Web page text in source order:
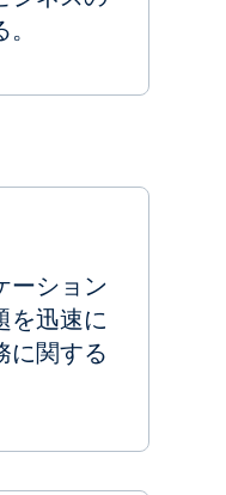
ーション
を迅速に
に関する